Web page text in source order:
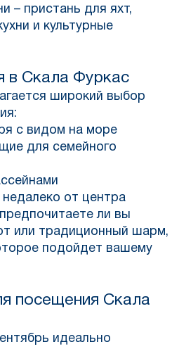
– пристань для яхт,
и культурные
в Скала Фуркас
широкий выбор
с видом на море
для семейного
от центра
ли вы
или традиционный шарм,
подойдет вашему
посещения Скала
идеально